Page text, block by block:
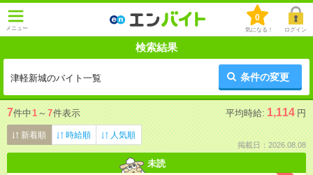
メニュー
0
気になる！ ログイン
検索結果
津軽新城のバイト一覧 条件の変更
7件中1 ～ 7件表示 平均時給: 1,114 円
新着順 時給順 人気順
掲載日：2026.08.08
未読